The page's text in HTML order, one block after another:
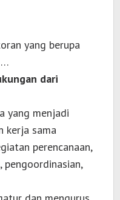
yang berupa
dari
yang menjadi
kerja sama
perencanaan,
pengoordinasian,